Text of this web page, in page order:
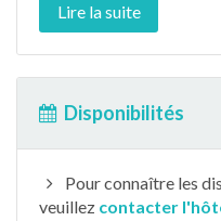
Lire la suite
Disponibilités
Pour connaître les
veuillez contacter